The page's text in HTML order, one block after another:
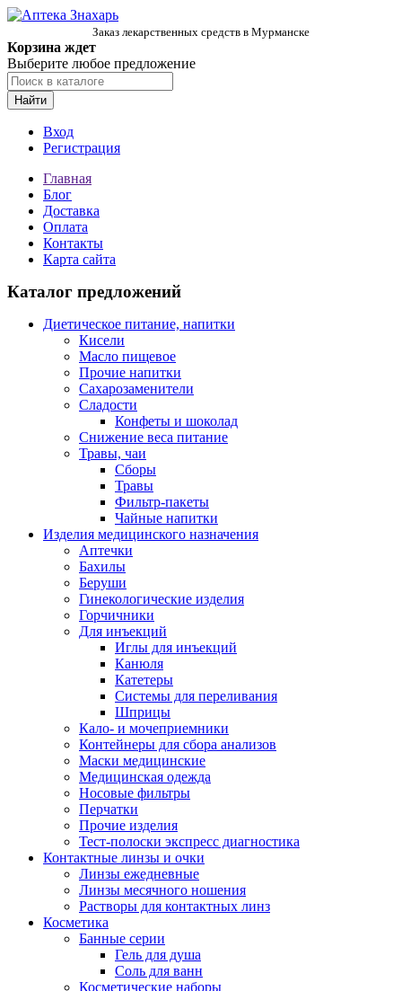
Заказ лекарственных средств в Мурманске
Корзина ждет
Выберите любое предложение
Найти
Вход
Регистрация
Главная
Блог
Доставка
Оплата
Контакты
Карта сайта
Каталог предложений
Диетическое питание, напитки
Кисели
Масло пищевое
Прочие напитки
Сахарозаменители
Сладости
Конфеты и шоколад
Снижение веса питание
Травы, чаи
Сборы
Травы
Фильтр-пакеты
Чайные напитки
Изделия медицинского назначения
Аптечки
Бахилы
Беруши
Гинекологические изделия
Горчичники
Для инъекций
Иглы для инъекций
Канюля
Катетеры
Системы для переливания
Шприцы
Кало- и мочеприемники
Контейнеры для сбора анализов
Маски медицинские
Медицинская одежда
Носовые фильтры
Перчатки
Прочие изделия
Тест-полоски экспресс диагностика
Контактные линзы и очки
Линзы ежедневные
Линзы месячного ношения
Растворы для контактных линз
Косметика
Банные серии
Гель для душа
Соль для ванн
Косметические наборы